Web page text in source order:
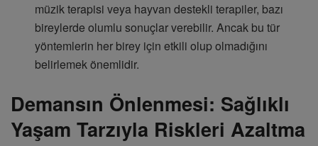
müzik terapisi veya hayvan destekli terapiler, bazı
bireylerde olumlu sonuçlar verebilir. Ancak bu tür
yöntemlerin her birey için etkili olup olmadığını
belirlemek önemlidir.
Demansın Önlenmesi: Sağlıklı
Yaşam Tarzıyla Riskleri Azaltma